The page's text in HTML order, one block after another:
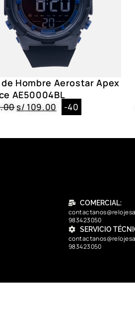
Hombre Aerostar Apex
AE50004BL
s/ 109.00 -40
COMERCIAL:
983423050
SERVICIO
983423050